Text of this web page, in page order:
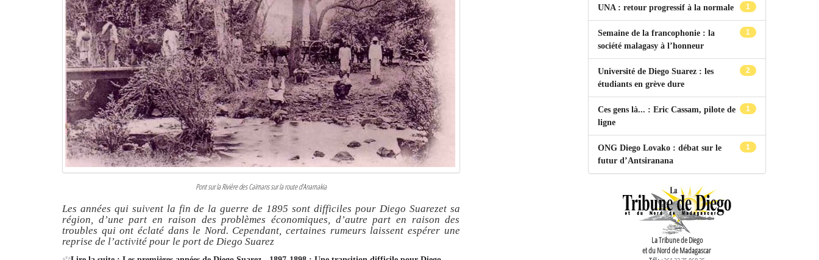
Pont sur la Rivière des Caïmans sur la route d’Anamakia
Les années qui suivent la fin de la guerre de 1895 sont difficiles pour Diego Suarezet sa
région, d’une part en raison des problèmes économiques, d’autre part en raison des
troubles qui ont éclaté dans le Nord. Cependant, certaines rumeurs laissent espérer une
reprise de l’activité pour le port de Diego Suarez
1
UNA : retour progressif à la normale
1
Semaine de la francophonie : la
société malagasy à l’honneur
2
Université de Diego Suarez : les
étudiants en grève dure
1
Ces gens là... : Eric Cassam, pilote de
ligne
1
ONG Diego Lovako : débat sur le
futur d’Antsiranana
La Tribune de Diego
et du Nord de Madagascar